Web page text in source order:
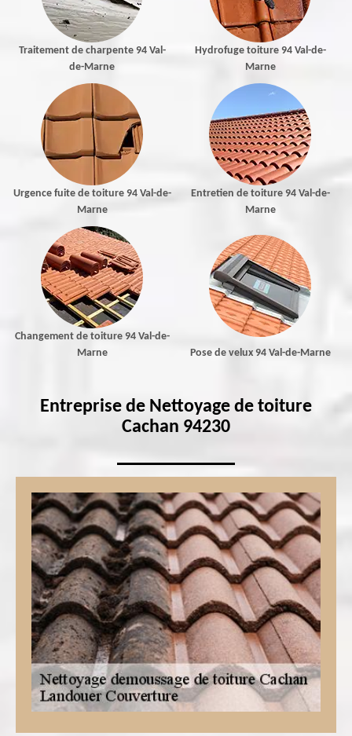
Traitement de charpente 94 Val-
de-Marne
Hydrofuge toiture 94 Val-de-
Marne
Urgence fuite de toiture 94 Val-de-
Marne
Entretien de toiture 94 Val-de-
Marne
Changement de toiture 94 Val-de-
Marne
Pose de velux 94 Val-de-Marne
Entreprise de Nettoyage de toiture
Cachan 94230